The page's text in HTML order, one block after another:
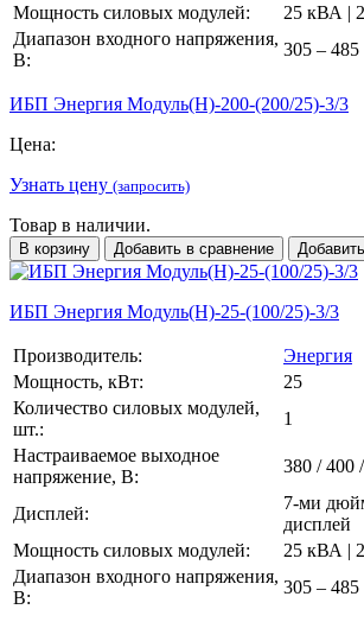
Мощность силовых модулей:
25 кВА |
Диапазон входного напряжения,
В:
305 – 485
ИБП Энергия Модуль(H)-200-(200/25)-3/3
Цена:
Узнать цену (запросить)
Товар в наличии.
В корзину Добавить в сравнение
ИБП Энергия Модуль(H)-25-(100/25)-3/3
Производитель:
Энергия
Мощность, кВт:
25
Количество силовых модулей,
шт.:
1
Настраиваемое выходное
напряжение, В:
380 / 400
Дисплей:
7-ми
дисплей
Мощность силовых модулей:
25 кВА |
Диапазон входного напряжения,
В:
305 – 485